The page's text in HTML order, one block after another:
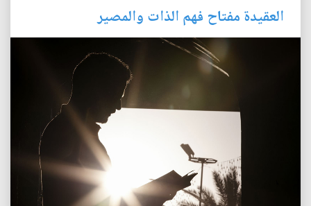
العقيدة مفتاح فهم الذات والمصير